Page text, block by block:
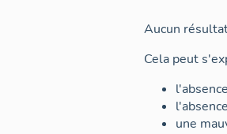
Aucun
Cela peut
une